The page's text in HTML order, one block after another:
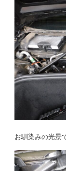
お馴染みの光景